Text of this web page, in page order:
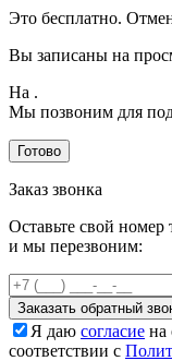
Это бесплатно.
Вы записаны на
На .
Мы позвоним для
Готово
Заказ звонка
Оставьте свой номер
и мы перезвоним:
Заказать обратный
Я даю согласие на
соответствии с